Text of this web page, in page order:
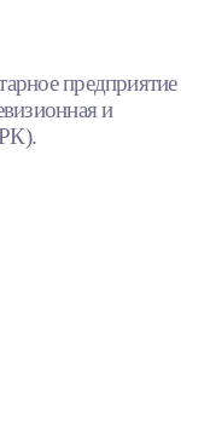
предприятие
и